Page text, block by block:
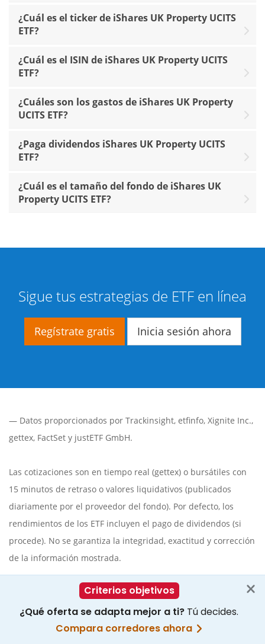
¿Cuál es el ticker de iShares UK Property UCITS
ETF?
¿Cuál es el ISIN de iShares UK Property UCITS
ETF?
¿Cuáles son los gastos de iShares UK Property
UCITS ETF?
¿Paga dividendos iShares UK Property UCITS
ETF?
¿Cuál es el tamaño del fondo de iShares UK
Property UCITS ETF?
Sigue tus estrategias de ETF en línea
Regístrate gratis Inicia sesión ahora
— Datos proporcionados por Trackinsight, etfinfo, Xignite Inc.,
gettex, FactSet y justETF GmbH.
Las cotizaciones son en tiempo real (gettex) o bursátiles con
15 minutos de retraso o valores liquidativos (publicados
diariamente por el proveedor del fondo). Por defecto, los
rendimientos de los ETF incluyen el pago de dividendos (si
procede). No se garantiza la integridad, exactitud y corrección
de la información mostrada.